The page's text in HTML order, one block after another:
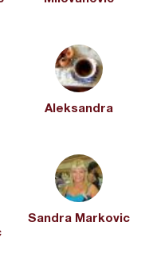
Aleksandra
Sandra Markovic